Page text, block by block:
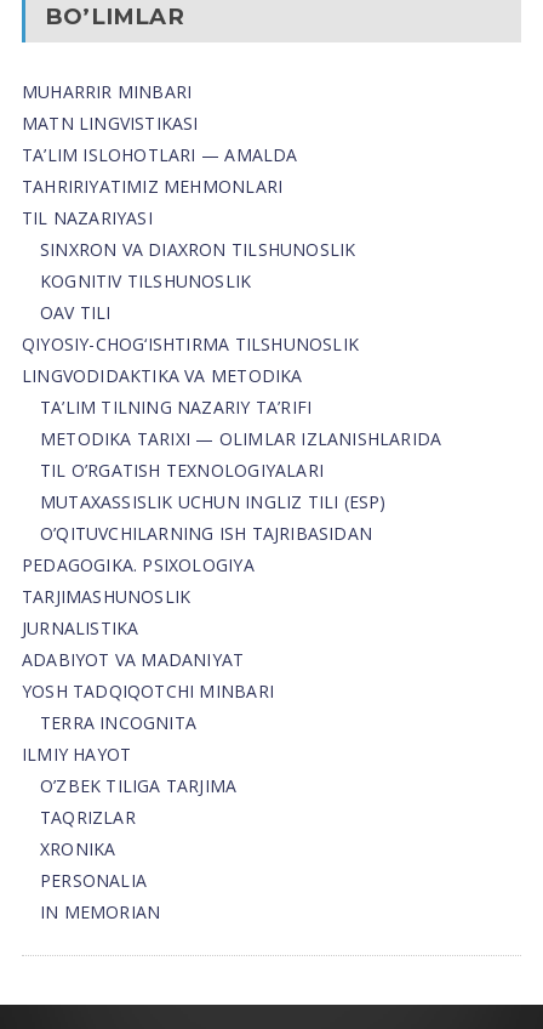
BO’LIMLAR
MUHARRIR MINBARI
MATN LINGVISTIKASI
TA’LIM ISLOHOTLARI — AMALDA
TAHRIRIYATIMIZ MEHMONLARI
TIL NAZARIYASI
SINXRON VA DIAXRON TILSHUNOSLIK
KOGNITIV TILSHUNOSLIK
OAV TILI
QIYOSIY-CHOG‘ISHTIRMA TILSHUNOSLIK
LINGVODIDAKTIKA VA METODIKA
TA’LIM TILNING NAZARIY TA’RIFI
METODIKA TARIXI — OLIMLAR IZLANISHLARIDA
TIL O’RGATISH TEXNOLOGIYALARI
MUTAXASSISLIK UCHUN INGLIZ TILI (ESP)
O’QITUVCHILARNING ISH TAJRIBASIDAN
PEDAGOGIKA. PSIXOLOGIYA
TARJIMASHUNOSLIK
JURNALISTIKA
ADABIYOT VA MADANIYAT
YOSH TADQIQOTCHI MINBARI
TERRA INCOGNITA
ILMIY HAYOT
O’ZBEK TILIGA TARJIMA
TAQRIZLAR
XRONIKA
PERSONALIA
IN MEMORIAN